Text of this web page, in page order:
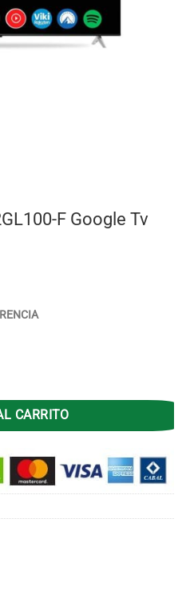
F Google Tv
Tv cantidad
CARRITO